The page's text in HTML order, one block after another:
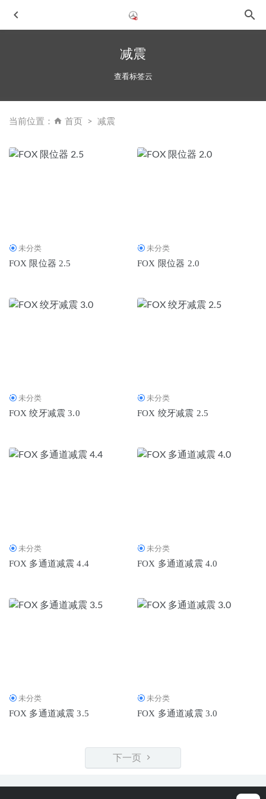
减震
查看标签云
当前位置： 首页 减震
未分类
FOX 限位器 2.5
未分类
FOX 限位器 2.0
未分类
FOX 绞牙减震 3.0
未分类
FOX 绞牙减震 2.5
未分类
FOX 多通道减震 4.4
未分类
FOX 多通道减震 4.0
未分类
FOX 多通道减震 3.5
未分类
FOX 多通道减震 3.0
下一页
奔驰专修
2026年7月惠州奔驰修车行选择指南：专业维修机构深度解
2026-06-29